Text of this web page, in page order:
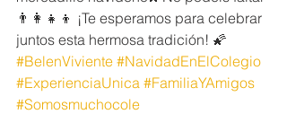
👨‍👩‍👧‍👦 ¡Te esperamos para celebrar
juntos esta hermosa tradición! 🌠
#BelenViviente #NavidadEnElColegio
#ExperienciaUnica #FamiliaYAmigos
#Somosmuchocole